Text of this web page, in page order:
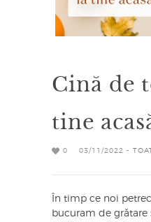
Cină de
tine
0 03/11/2022 -
În timp ce noi
bucuram de grătare